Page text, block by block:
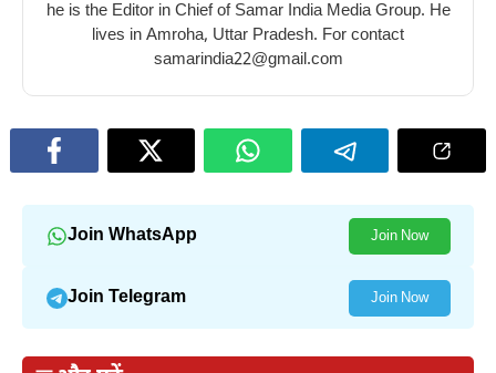
he is the Editor in Chief of Samar India Media Group. He
lives in Amroha, Uttar Pradesh. For contact
samarindia22@gmail.com
Join WhatsApp Join Now
Join Telegram Join Now